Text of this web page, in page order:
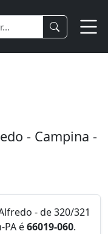
- Campina -
- de 320/321
é66019-060.